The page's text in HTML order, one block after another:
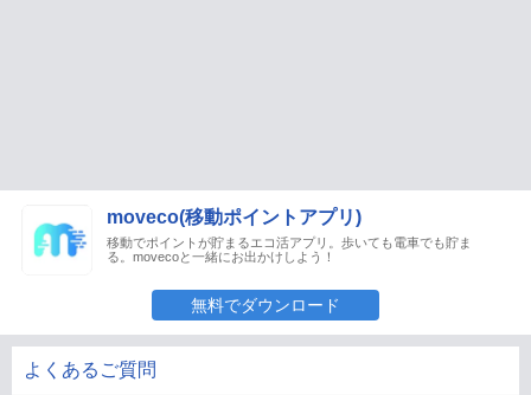
moveco(移動ポイントアプリ)
移動でポイントが貯まるエコ活アプリ。歩いても電車でも貯ま
る。movecoと一緒にお出かけしよう！
無料でダウンロード
よくあるご質問